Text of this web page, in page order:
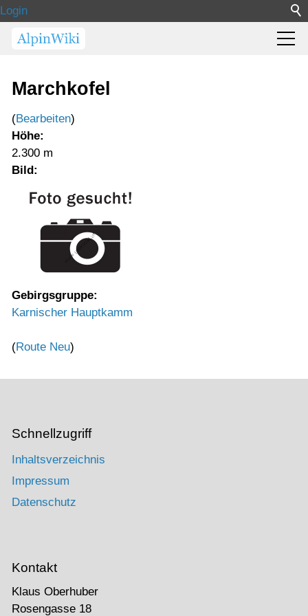
Login
Marchkofel
(Bearbeiten)
Höhe:
2.300 m
Bild:
Gebirgsgruppe:
Karnischer Hauptkamm
(Route Neu)
Schnellzugriff
Inhaltsverzeichnis
Impressum
Datenschutz
Kontakt
Klaus Oberhuber
Rosengasse 18